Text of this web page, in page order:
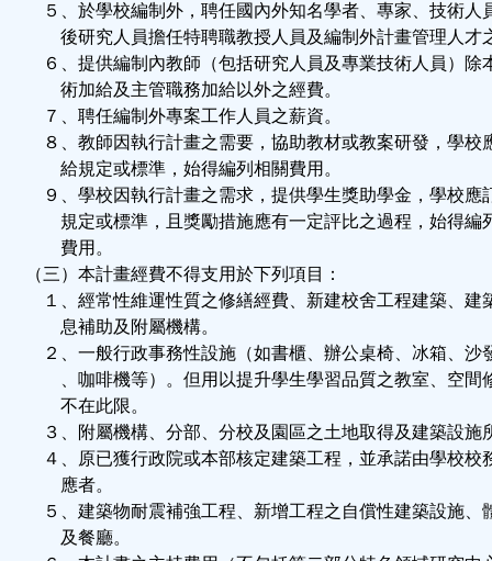
５、於學校編制外，聘任國內外知名學者、專家、技術人
後研究人員擔任特聘職教授人員及編制外計畫管理人才
６、提供編制內教師（包括研究人員及專業技術人員）除
術加給及主管職務加給以外之經費。
７、聘任編制外專案工作人員之薪資。
８、教師因執行計畫之需要，協助教材或教案研發，學校
給規定或標準，始得編列相關費用。
９、學校因執行計畫之需求，提供學生獎助學金，學校應
規定或標準，且獎勵措施應有一定評比之過程，始得編
費用。
（三）本計畫經費不得支用於下列項目：
１、經常性維運性質之修繕經費、新建校舍工程建築、建
息補助及附屬機構。
２、一般行政事務性設施（如書櫃、辦公桌椅、冰箱、沙
、咖啡機等）。但用以提升學生學習品質之教室、空間
不在此限。
３、附屬機構、分部、分校及園區之土地取得及建築設施
４、原已獲行政院或本部核定建築工程，並承諾由學校校
應者。
５、建築物耐震補強工程、新增工程之自償性建築設施、
及餐廳。